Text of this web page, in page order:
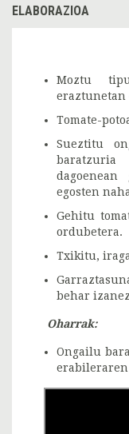
ELABORAZIOA
Moztu
eraztunetan
Tomate-
Sueztitu
egosten
Gehitu
ordubetera.
Txikitu,
behar
Oharrak:
Ongailu
erabileraren